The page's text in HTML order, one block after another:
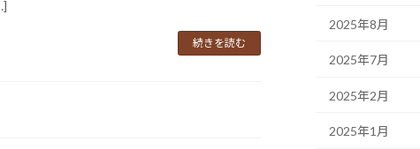
続きを読む
2025年8月
2025年7月
2025年2月
2025年1月